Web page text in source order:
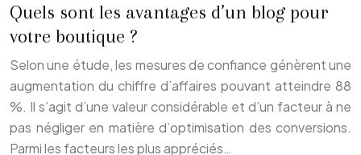
Quels sont les avantages d’un blog pour
votre boutique ?
Selon une étude, les mesures de confiance génèrent une
augmentation du chiffre d’affaires pouvant atteindre 88
%. Il s’agit d’une valeur considérable et d’un facteur à ne
pas négliger en matière d’optimisation des conversions.
Parmi les facteurs les plus appréciés…